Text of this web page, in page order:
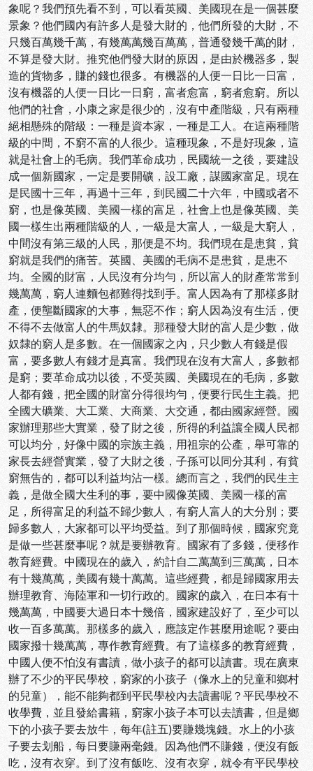
象呢？我們預先看不到，可以看英國、美國現在是一個甚麼
景象？他們國內有許多人是發大財的，他們所發的大財，不
只幾百萬幾千萬，有幾萬萬幾百萬萬，普通發幾千萬的財，
不算是發大財。推究他們發大財的原因，是由於機器多，製
造的貨物多，賺的錢也很多。有機器的人便一日比一日富，
沒有機器的人便一日比一日窮，富者愈富，窮者愈窮。所以
他們的社會，小康之家是很少的，沒有中產階級，只有兩種
絕相懸殊的階級：一種是資本家，一種是工人。在這兩種階
級的中間，不窮不富的人很少。這種現象，不是好現象，這
就是社會上的毛病。我們革命成功，民國統一之後，要建設
成一個新國家，一定是要開礦，設工廠，謀國家富足。現在
是民國十三年，再過十三年，到民國二十六年，中國或者不
窮，也是像英國、美國一樣的富足，社會上也是像英國、美
國一樣生出兩種階級的人，一級是大富人，一級是大窮人，
中間沒有第三級的人民，那便是不均。我們現在是患貧，貧
窮就是我們的痛苦。英國、美國的毛病不是患貧，是患不
均。全國的財富，人民沒有分均勻，所以富人的財產常常到
幾萬萬，窮人連麵包都難得找到手。富人因為有了那樣多財
產，便壟斷國家的大事，無惡不作；窮人因為沒有生活，便
不得不去做富人的牛馬奴隸。那種發大財的富人是少數，做
奴隸的窮人是多數。在一個國家之內，只少數人有錢是假
富，要多數人有錢才是真富。我們現在沒有大富人，多數都
是窮；要革命成功以後，不受英國、美國現在的毛病，多數
人都有錢，把全國的財富分得很均勻，便要行民生主義。把
全國大礦業、大工業、大商業、大交通，都由國家經營。國
家辦理那些大實業，發了財之後，所得的利益讓全國人民都
可以均分，好像中國的宗族主義，用祖宗的公產，舉可靠的
家長去經營實業，發了大財之後，子孫可以同分其利，有貧
窮無告的，都可以利益均沾一樣。總而言之，我們的民生主
義，是做全國大生利的事，要中國像英國、美國一樣的富
足，所得富足的利益不歸少數人，有窮人富人的大分別；要
歸多數人，大家都可以平均受益。到了那個時候，國家究竟
是做一些甚麼事呢？就是要辦教育。國家有了多錢，便移作
教育經費。中國現在的歲入，約計自二萬萬到三萬萬，日本
有十幾萬萬，美國有幾十萬萬。這些經費，都是歸國家用去
辦理教育、海陸軍和一切行政的。國家的歲入，在日本有十
幾萬萬，中國要大過日本十幾倍，國家建設好了，至少可以
收一百多萬萬。那樣多的歲入，應該定作甚麼用途呢？要由
國家撥十幾萬萬，專作教育經費。有了這樣多的教育經費，
中國人便不怕沒有書讀，做小孩子的都可以讀書。現在廣東
辦了不少的平民學校，窮家的小孩子（像水上的兒童和鄉村
的兒童），能不能夠都到平民學校內去讀書呢？平民學校不
收學費，並且發給書籍，窮家小孩子本可以去讀書，但是鄉
下的小孩子要去放牛，每年(註五)要賺幾塊錢。水上的小孩
子要去划船，每日要賺兩毫錢。因為他們不賺錢，便沒有飯
吃，沒有衣穿。到了沒有飯吃、沒有衣穿，就令有平民學校